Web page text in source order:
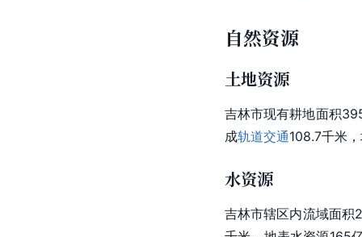
自然资源
土地资源
吉林市现有耕地面积
成轨道交通108.7千米
水资源
吉林市辖区内流域面积